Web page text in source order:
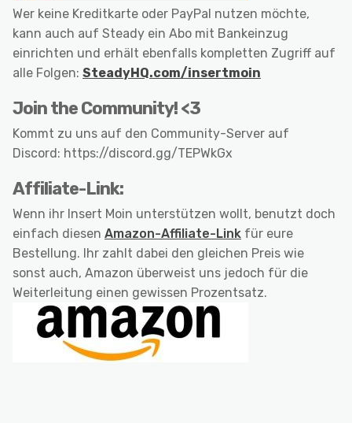
Wer keine Kreditkarte oder PayPal nutzen möchte,
kann auch auf Steady ein Abo mit Bankeinzug
einrichten und erhält ebenfalls kompletten Zugriff auf
alle Folgen: SteadyHQ.com/insertmoin
Join the Community! <3
Kommt zu uns auf den Community-Server auf
Discord: https://discord.gg/TEPWkGx
Affiliate-Link:
Wenn ihr Insert Moin unterstützen wollt, benutzt doch
einfach diesen Amazon-Affiliate-Link für eure
Bestellung. Ihr zahlt dabei den gleichen Preis wie
sonst auch, Amazon überweist uns jedoch für die
Weiterleitung einen gewissen Prozentsatz.